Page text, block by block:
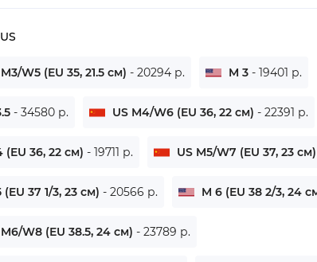
W5 (EU 35, 21.5 см) - 20294 р. M 3 - 19401 р.
- 34580 р. US M4/W6 (EU 36, 22 см) - 22391 р.
(EU 36, 22 см) - 19711 р. US M5/W7 (EU 37, 23 см)
(EU 37 1/3, 23 см) - 20566 р. M 6 (EU 38 2/3, 24
W8 (EU 38.5, 24 см) - 23789 р.